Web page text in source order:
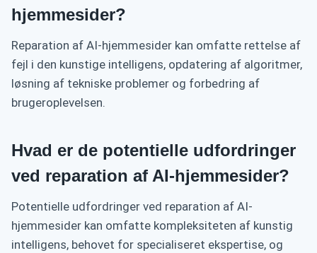
hjemmesider?
Reparation af AI-hjemmesider kan omfatte rettelse af
fejl i den kunstige intelligens, opdatering af algoritmer,
løsning af tekniske problemer og forbedring af
brugeroplevelsen.
Hvad er de potentielle udfordringer
ved reparation af AI-hjemmesider?
Potentielle udfordringer ved reparation af AI-
hjemmesider kan omfatte kompleksiteten af kunstig
intelligens, behovet for specialiseret ekspertise, og